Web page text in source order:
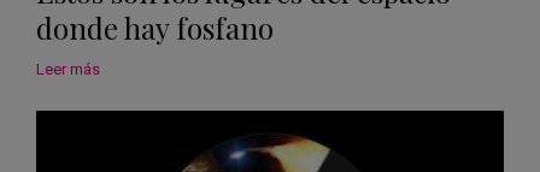
donde hay fosfano
Leer más